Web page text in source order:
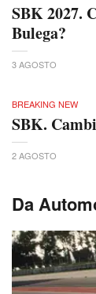
SBK 2027.
Bulega?
3 AGOSTO
BREAKING NEW
SBK.
2 AGOSTO
Da